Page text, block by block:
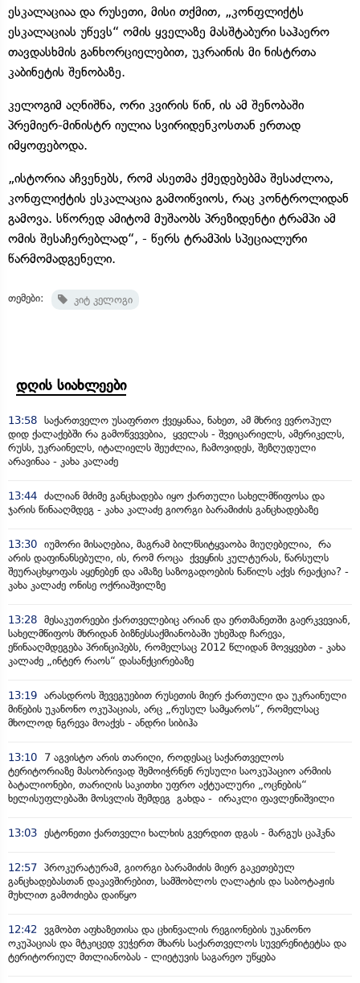
ესკალაციაა და რუსეთი, მისი თქმით, „კონფლიქტს
ესკალაციას უწევს“ ომის ყველაზე მასშტაბური საჰაერო
თავდასხმის განხორციელებით, უკრაინის მი ნისტრთა
კაბინეტის შენობაზე.
კელოგიმ აღნიშნა, ორი კვირის წინ, ის ამ შენობაში
პრემიერ-მინისტრ იულია სვირიდენკოსთან ერთად
იმყოფებოდა.
„ისტორია აჩვენებს, რომ ასეთმა ქმედებებმა შესაძლოა,
კონფლიქტის ესკალაცია გამოიწვიოს, რაც კონტროლიდან
გამოვა. სწორედ ამიტომ მუშაობს პრეზიდენტი ტრამპი ამ
ომის შესაჩერებლად“, - წერს ტრამპის სპეციალური
წარმომადგენელი.
თემები: კიტ კელოგი
დღის სიახლეები
13:58 საქართველო უსაფრთო ქვეყანაა, ნახეთ, ამ მხრივ ევროპულ
დიდ ქალაქებში რა გამოწვევებია, ყველას - შვეიცარიელს, ამერიკელს,
რუსს, უკრაინელს, იტალიელს შეუძლია, ჩამოვიდეს, შეზღუდული
არავინაა - კახა კალაძე
13:44 ძალიან მძიმე განცხადება იყო ქართული სახელმწიფოსა და
ჯარის წინააღმდეგ - კახა კალაძე გიორგი ბარამიძის განცხადებაზე
13:30 იუმორი მისაღებია, მაგრამ ბილწსიტყვაობა მიუღებელია, რა
არის დაფინანსებული, ის, რომ როცა ქვეყნის კულტურას, წარსულს
შეურაცხყოფას აყენებენ და ამაზე საზოგადოების ნაწილს აქვს რეაქცია? -
კახა კალაძე ონისე ოქრიაშვილზე
13:28 მესაკუთრეები ქართველებიც არიან და ერთმანეთში გაერკვევიან,
სახელმწიფოს მხრიდან ბიზნესსაქმიანობაში უხეშად ჩარევა,
ეწინააღმდეგება პრინციპებს, რომელსაც 2012 წლიდან მოვყვებთ - კახა
კალაძე „ინტერ რაოს“ დასანქცირებაზე
13:19 არასდროს შევეგუებით რუსეთის მიერ ქართული და უკრაინული
მიწების უკანონო ოკუპაციას, არც „რუსულ სამყაროს“, რომელსაც
მხოლოდ ნგრევა მოაქვს - ანდრი სიბიჰა
13:10
7 აგვისტო არის თარიღი, როდესაც საქართველოს
ტერიტორიაზე მასობრივად შემოიჭრნენ რუსული საოკუპაციო არმიის
ბატალიონები, თარიღის საკითხი უფრო აქტუალური „ოცნების“
ხელისუფლებაში მოსვლის შემდეგ გახდა - ირაკლი ფავლენიშვილი
13:03 ესტონეთი ქართველი ხალხის გვერდით დგას - მარგუს ცაჰკნა
12:57 პროკურატურამ, გიორგი ბარამიძის მიერ გაკეთებულ
განცხადებასთან დაკავშირებით, სამშობლოს ღალატის და საბოტაჟის
მუხლით გამოძიება დაიწყო
12:42
ვგმობთ აფხაზეთისა და ცხინვალის რეგიონების უკანონო
ოკუპაციას და მტკიცედ ვუჭერთ მხარს საქართველოს სუვერენიტეტსა და
ტერიტორიულ მთლიანობას - ლიეტუვის საგარეო უწყება